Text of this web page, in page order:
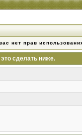
нет прав
сделать ниже.